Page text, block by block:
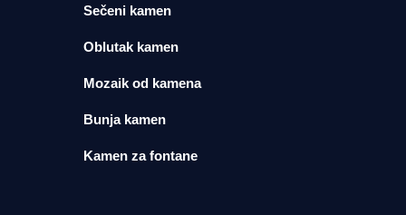
Sečeni kamen
Oblutak kamen
Mozaik od kamena
Bunja kamen
Kamen za fontane